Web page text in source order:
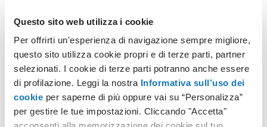
Questo sito web utilizza i cookie
Per offrirti un'esperienza di navigazione sempre migliore,
questo sito utilizza cookie propri e di terze parti, partner
selezionati. I cookie di terze parti potranno anche essere
di profilazione. Leggi la nostra Informativa sull’uso dei
cookie per saperne di più oppure vai su “Personalizza”
per gestire le tue impostazioni. Cliccando "Accetta"
"Quale modello dobbiamo usare?".
AI Act: cosa cambia il 2
agosto 2026 per chi usa o
integra l'AI
Dal 2 agosto 2026 scattano gli
obblighi di trasparenza dell'AI Act,
mentre il "Digital Omnibus" — in
vigore dal 27 luglio 2026 — ha
rinviato quelli sui sistemi ad alto
rischio.